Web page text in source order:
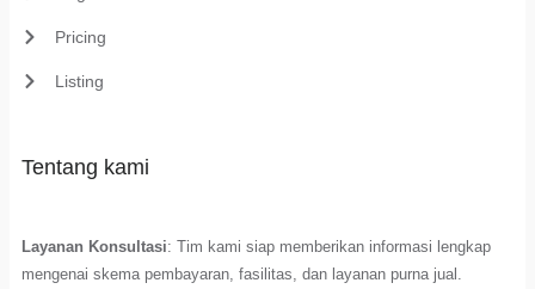
Pricing
Listing
Tentang kami
Layanan Konsultasi: Tim kami siap memberikan informasi lengkap
mengenai skema pembayaran, fasilitas, dan layanan purna jual.